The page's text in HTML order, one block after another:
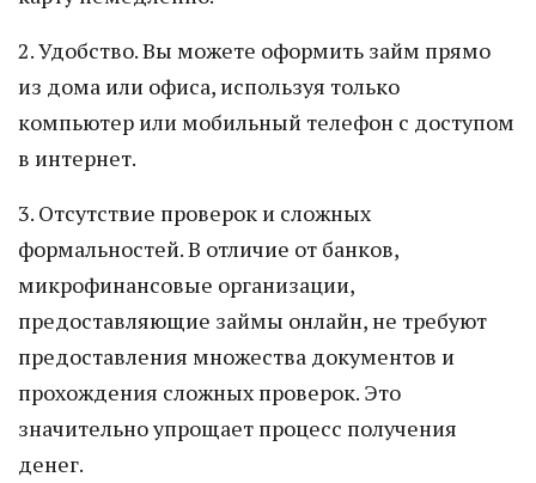
2. Удобство. Вы можете оформить займ прямо
из дома или офиса, используя только
компьютер или мобильный телефон с доступом
в интернет.
3. Отсутствие проверок и сложных
формальностей. В отличие от банков,
микрофинансовые организации,
предоставляющие займы онлайн, не требуют
предоставления множества документов и
прохождения сложных проверок. Это
значительно упрощает процесс получения
денег.